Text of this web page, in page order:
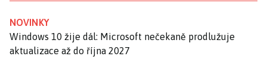
NOVINKY
Windows 10 žije dál: Microsoft nečekaně prodlužuje
aktualizace až do října 2027